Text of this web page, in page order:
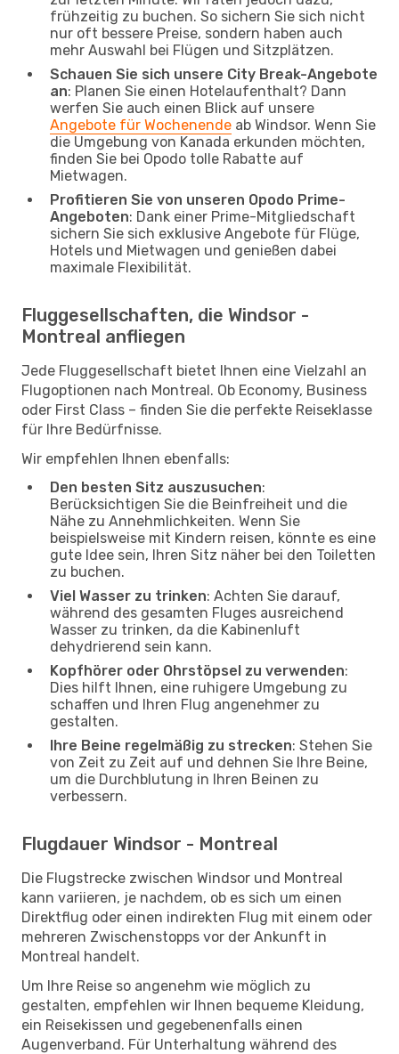
frühzeitig zu buchen. So sichern Sie sich nicht
nur oft bessere Preise, sondern haben auch
mehr Auswahl bei Flügen und Sitzplätzen.
Schauen Sie sich unsere City Break-Angebote
an: Planen Sie einen Hotelaufenthalt? Dann
werfen Sie auch einen Blick auf unsere
Angebote für Wochenende ab Windsor. Wenn Sie
die Umgebung von Kanada erkunden möchten,
finden Sie bei Opodo tolle Rabatte auf
Mietwagen.
Profitieren Sie von unseren Opodo Prime-
Angeboten: Dank einer Prime-Mitgliedschaft
sichern Sie sich exklusive Angebote für Flüge,
Hotels und Mietwagen und genießen dabei
maximale Flexibilität.
Fluggesellschaften, die Windsor -
Montreal anfliegen
Jede Fluggesellschaft bietet Ihnen eine Vielzahl an
Flugoptionen nach Montreal. Ob Economy, Business
oder First Class – finden Sie die perfekte Reiseklasse
für Ihre Bedürfnisse.
Wir empfehlen Ihnen ebenfalls:
Den besten Sitz auszusuchen:
Berücksichtigen Sie die Beinfreiheit und die
Nähe zu Annehmlichkeiten. Wenn Sie
beispielsweise mit Kindern reisen, könnte es eine
gute Idee sein, Ihren Sitz näher bei den Toiletten
zu buchen.
Viel Wasser zu trinken: Achten Sie darauf,
während des gesamten Fluges ausreichend
Wasser zu trinken, da die Kabinenluft
dehydrierend sein kann.
Kopfhörer oder Ohrstöpsel zu verwenden:
Dies hilft Ihnen, eine ruhigere Umgebung zu
schaffen und Ihren Flug angenehmer zu
gestalten.
Ihre Beine regelmäßig zu strecken: Stehen Sie
von Zeit zu Zeit auf und dehnen Sie Ihre Beine,
um die Durchblutung in Ihren Beinen zu
verbessern.
Flugdauer Windsor - Montreal
Die Flugstrecke zwischen Windsor und Montreal
kann variieren, je nachdem, ob es sich um einen
Direktflug oder einen indirekten Flug mit einem oder
mehreren Zwischenstopps vor der Ankunft in
Montreal handelt.
Um Ihre Reise so angenehm wie möglich zu
gestalten, empfehlen wir Ihnen bequeme Kleidung,
ein Reisekissen und gegebenenfalls einen
Augenverband. Für Unterhaltung während des